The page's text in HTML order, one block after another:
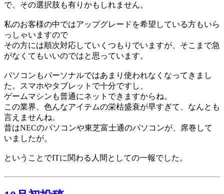
で、その選択肢も有りかもしれません。
私のお客様の中ではアップグレードを希望している方もいら
っしゃいますので
その方には順次対応していくつもりでいますが、そこまで急
がなくてもいいのではと思っています。
パソコンもパーソナルではあまり使われなくなってきまし
た。スマホやタブレットで十分ですし、
ゲームマシンも普通にネットできますからね。
この業界、色んなアイテムの栄枯盛衰が早すぎて、なんとも
言えませんね。
昔はNECのパソコンや東芝富士通のパソコンが、席巻して
いましたが。
ということでITに関わる人間としての一報でした。